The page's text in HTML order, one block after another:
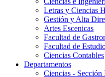
Letras y Ciencias
Gestión y Alta
Artes Escenicas
Facultad de
Facultad de
Ciencias Contables
Departamentos
Ciencias - Sección